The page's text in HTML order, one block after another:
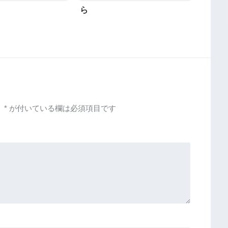
ら
* が付いている欄は必須項目です